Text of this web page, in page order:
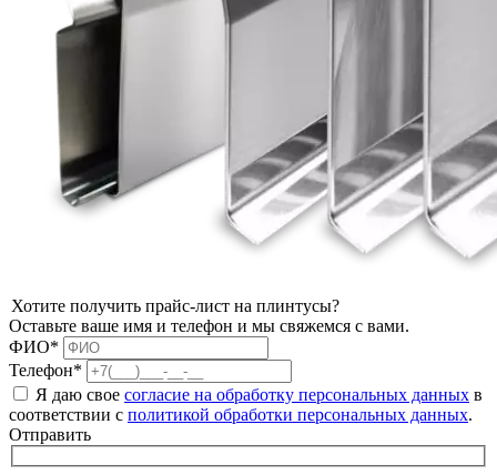
Хотите получить прайс-лист на плинтусы?
Оставьте ваше имя и телефон и мы свяжемся с вами.
ФИО*
Телефон*
Я даю свое согласие на обработку персональных данных в
соответствии с политикой обработки персональных данных.
Отправить